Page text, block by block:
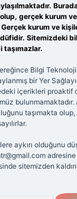
gerçek kurum
Gerçek kurum ve
Sitemizdeki
Bilgi
bir Yer
içerikleri proaktif
taşımakta
aykırı olduğunu
sitemizden